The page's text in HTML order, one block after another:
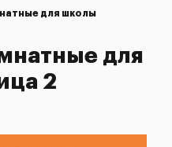
для школы
для
2